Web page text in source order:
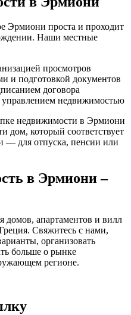
Эрмиони проста и проходит
Наши местные
просмотров
и подготовкой документов
договора
недвижимостью
недвижимости в Эрмиони
который соответствует
— для отпуска, пенсии или
в Эрмиони –
апартаментов и вилл
Свяжитесь с нами,
организовать
больше о рынке
регионе.